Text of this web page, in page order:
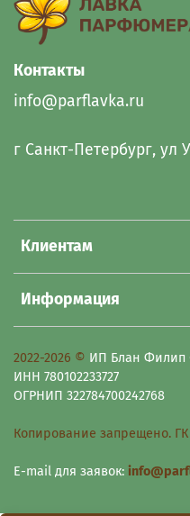
Клиентам
Информация
Контакты
info@parflavka.ru
г Санкт-Петербург, ул
2022-2026 © ИП Блан Филип
ИНН 780102233727
ОГРНИП 322784700242768
Копирование запрещено. ГК
E-mail для заявок: